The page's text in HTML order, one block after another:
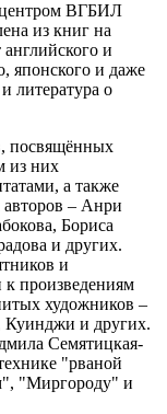
ВГБИЛ
из книг на
и
японского и даже
литература о
посвящённых
из них
а также
авторов – Анри
Бориса
и других.
и
к произведениям
художников –
и других.
Семятицкая-
"рваной
"Миргороду" и